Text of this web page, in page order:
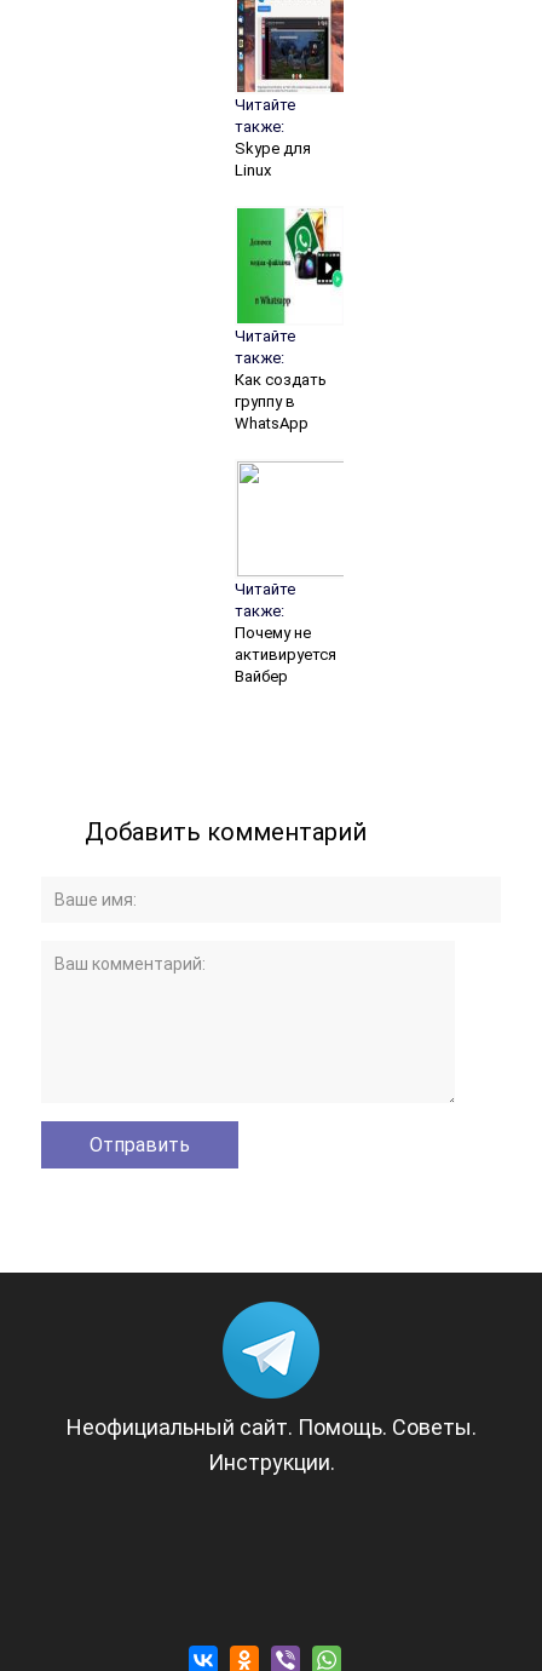
Читайте
также:
Skype для
Linux
Читайте
также:
Как создать
группу в
WhatsApp
Читайте
также:
Почему не
активируется
Вайбер
Добавить комментарий
Неофициальный сайт. Помощь. Советы.
Инструкции.